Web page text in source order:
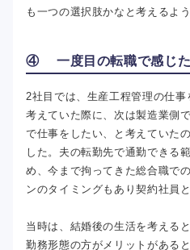
も一つの選択肢かなと考えるよ
④ 一度目の転職で感じた
2社目では、生産工程管理の仕
考えていた際に、次は製造業側
で仕事をしたい、と考えていた
した。夫の転勤先で通勤できる
め、今まで拘ってきた総合職で
ンのタイミングもあり契約社員
当時は、結婚後の生活を考える
勤務形態の方がメリットがある